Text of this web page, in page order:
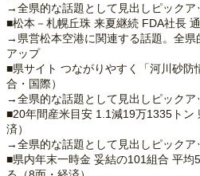
→全県的な話題として見出しピックア
■松本－札幌丘珠 来夏継続 FDA社長
→県営松本空港に関連する話題。全県
アップ
■県サイト つながりやすく「河川砂防
合・国際）
→全県的な話題として見出しピックア
■20年間産米目安 1.1減19万1335トン
済）
→全県的な話題として見出しピックア
■県内年末一時金 妥結の101組合 平均